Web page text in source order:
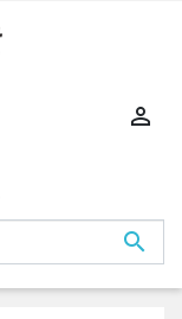

